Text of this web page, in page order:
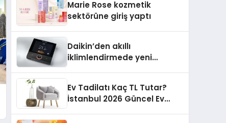
Aldı
Marie Rose kozmetik
sektörüne giriş yaptı
Daikin’den akıllı
iklimlendirmede yeni
Ev Tadilatı Kaç TL Tutar?
İstanbul 2026 Güncel Ev